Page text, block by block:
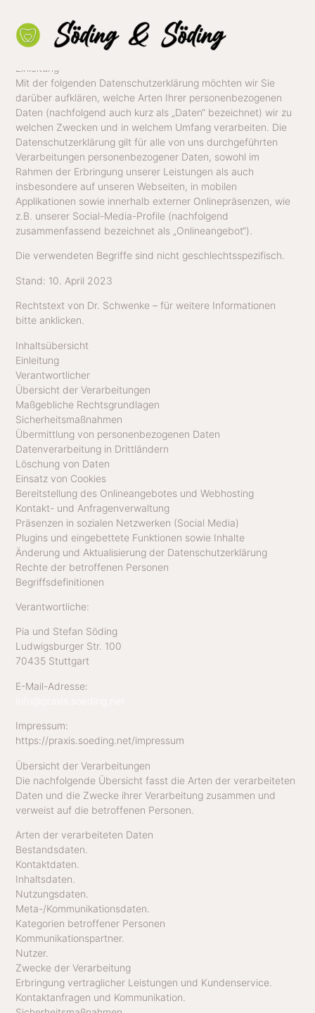
Datenschutzerklärung
Einleitung
Mit der folgenden Datenschutzerklärung möchten wir Sie
darüber aufklären, welche Arten Ihrer personenbezogenen
Daten (nachfolgend auch kurz als „Daten“ bezeichnet) wir zu
welchen Zwecken und in welchem Umfang verarbeiten. Die
Datenschutzerklärung gilt für alle von uns durchgeführten
Verarbeitungen personenbezogener Daten, sowohl im
Rahmen der Erbringung unserer Leistungen als auch
insbesondere auf unseren Webseiten, in mobilen
Applikationen sowie innerhalb externer Onlinepräsenzen, wie
z.B. unserer Social-Media-Profile (nachfolgend
zusammenfassend bezeichnet als „Onlineangebot“).
Die verwendeten Begriffe sind nicht geschlechtsspezifisch.
Stand: 10. April 2023
Rechtstext von Dr. Schwenke – für weitere Informationen
bitte anklicken.
Inhaltsübersicht
Einleitung
Verantwortlicher
Übersicht der Verarbeitungen
Maßgebliche Rechtsgrundlagen
Sicherheitsmaßnahmen
Übermittlung von personenbezogenen Daten
Datenverarbeitung in Drittländern
Löschung von Daten
Einsatz von Cookies
Bereitstellung des Onlineangebotes und Webhosting
Kontakt- und Anfragenverwaltung
Präsenzen in sozialen Netzwerken (Social Media)
Plugins und eingebettete Funktionen sowie Inhalte
Änderung und Aktualisierung der Datenschutzerklärung
Rechte der betroffenen Personen
Begriffsdefinitionen
Verantwortliche:
Pia und Stefan Söding
Ludwigsburger Str. 100
70435 Stuttgart
E-Mail-Adresse:
Impressum:
https://praxis.soeding.net/impressum
Übersicht der Verarbeitungen
Die nachfolgende Übersicht fasst die Arten der verarbeiteten
Daten und die Zwecke ihrer Verarbeitung zusammen und
verweist auf die betroffenen Personen.
Arten der verarbeiteten Daten
Bestandsdaten.
Kontaktdaten.
Inhaltsdaten.
Nutzungsdaten.
Meta-/Kommunikationsdaten.
Kategorien betroffener Personen
Kommunikationspartner.
Nutzer.
Zwecke der Verarbeitung
Erbringung vertraglicher Leistungen und Kundenservice.
Kontaktanfragen und Kommunikation.